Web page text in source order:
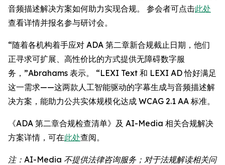
音频描述解决方案如何助力实现合规。 参会者可点击此处
查看详情并报名参与研讨会。
“随着各机构着手应对 ADA 第二章新合规截止日期，他们
正寻求可扩展、高性价比的方式提供无障碍数字服
务，”Abrahams 表示。 “LEXI Text 和 LEXI AD 恰好满足
这一需求——这两款人工智能驱动的字幕生成与音频描述解
决方案，能助力公共实体规模化达成 WCAG 2.1 AA 标准。
《ADA 第二章合规检查清单》及 AI-Media 相关合规解决
方案详情，可在此处查阅。
注：AI-Media 不提供法律咨询服务；对于法规解读相关问